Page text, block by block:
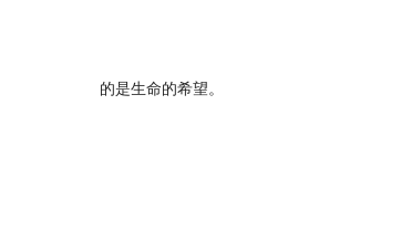
的是生命的希望。